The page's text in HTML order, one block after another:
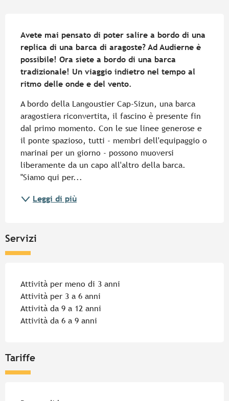
Avete mai pensato di poter salire a bordo di una
replica di una barca di aragoste? Ad Audierne è
possibile! Ora siete a bordo di una barca
tradizionale! Un viaggio indietro nel tempo al
ritmo delle onde e del vento.
A bordo della Langoustier Cap-Sizun, una barca
aragostiera riconvertita, il fascino è presente fin
dal primo momento. Con le sue linee generose e
il ponte spazioso, tutti - membri dell'equipaggio o
marinai per un giorno - possono muoversi
liberamente da un capo all'altro della barca.
"Siamo qui per...
Leggi di più
Servizi
Attività per meno di 3 anni
Attività per 3 a 6 anni
Attività da 9 a 12 anni
Attività da 6 a 9 anni
Tariffe